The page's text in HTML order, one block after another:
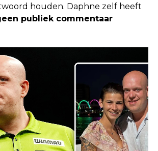
houden. Daphne zelf heeft
publiek commentaar